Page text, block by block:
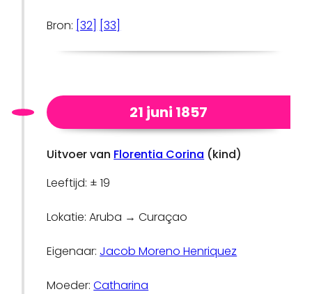
Bron: [32] [33]
21 juni 1857
Uitvoer van Florentia Corina (kind)
Leeftijd: ± 19
Lokatie: Aruba → Curaçao
Eigenaar: Jacob Moreno Henriquez
Moeder:Catharina